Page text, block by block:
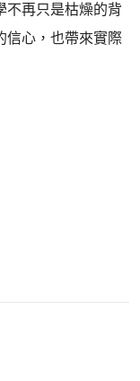
不再只是枯燥的背
信心，也帶來實際